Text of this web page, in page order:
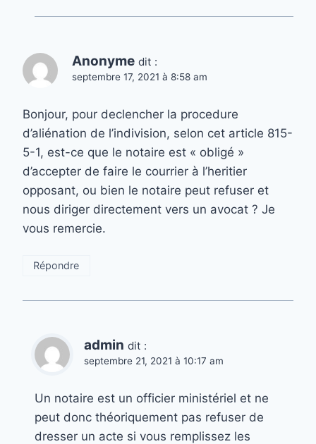
Anonyme dit :
septembre 17, 2021 à 8:58 am
Bonjour, pour declencher la procedure
d’aliénation de l’indivision, selon cet article 815-
5-1, est-ce que le notaire est « obligé »
d’accepter de faire le courrier à l’heritier
opposant, ou bien le notaire peut refuser et
nous diriger directement vers un avocat ? Je
vous remercie.
Répondre
admin dit :
septembre 21, 2021 à 10:17 am
Un notaire est un officier ministériel et ne
peut donc théoriquement pas refuser de
dresser un acte si vous remplissez les